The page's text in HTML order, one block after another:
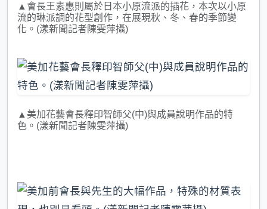
▲會長王素惠則屬於日本小原流派的插花，本次以小原
流的琳派調的花型創作，在展現秋、冬、春的季節變
化。(漾新聞記者陳雯萍攝)
▲美加花藝會長釋印智師父(中)與成員說明作品的特
色。(漾新聞記者陳雯萍攝)